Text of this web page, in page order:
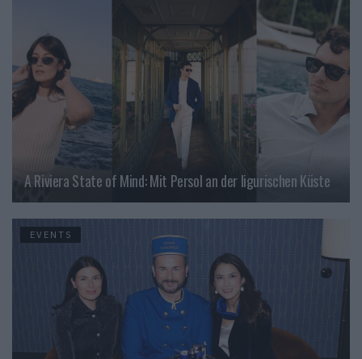
A Riviera State of Mind: Mit Persol an der ligurischen Küste
EVENTS